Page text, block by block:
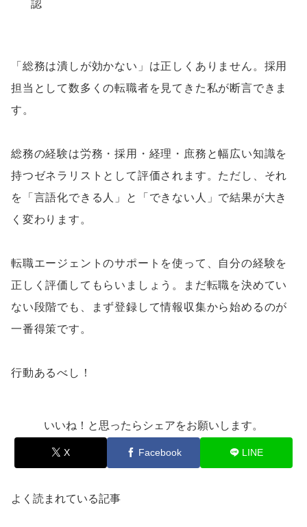
認
「総務は潰しが効かない」は正しくありません。採用
担当として数多くの転職者を見てきた私が断言できま
す。
総務の経験は労務・採用・経理・庶務と幅広い知識を
持つゼネラリストとして評価されます。ただし、それ
を「言語化できる人」と「できない人」で結果が大き
く変わります。
転職エージェントのサポートを使って、自分の経験を
正しく評価してもらいましょう。まだ転職を決めてい
ない段階でも、まず登録して情報収集から始めるのが
一番得策です。
行動あるべし！
いいね！と思ったらシェアをお願いします。
X Facebook LINE
よく読まれている記事